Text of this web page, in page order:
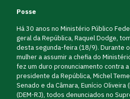
Posse
Há 30 anos no Ministério Público
geral da República, Raquel Dodge,
desta segunda-feira (18/9). Durante
mulher a assumir a chefia do
fez um duro pronunciamento contra
presidente da República, Michel
Senado e da Câmara, Eunício Oliveira
(DEM-RJ), todos denunciados no